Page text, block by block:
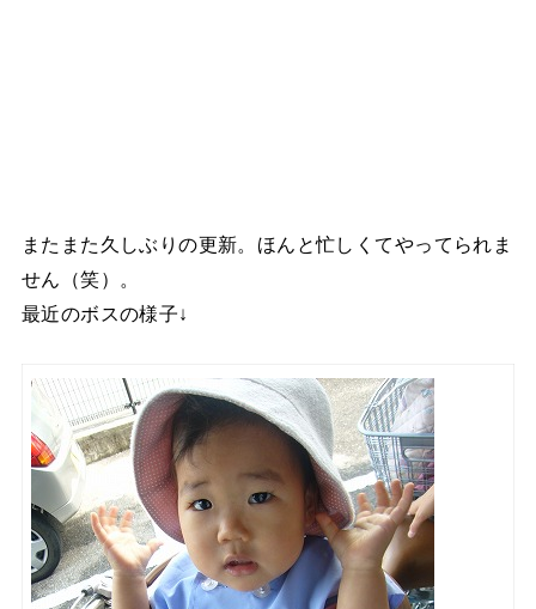
またまた久しぶりの更新。ほんと忙しくてやってられま
せん（笑）。
最近のボスの様子↓